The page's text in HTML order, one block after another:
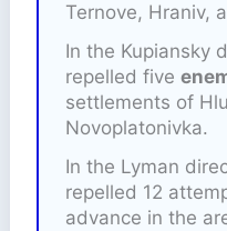
Ternove, Hraniv,
In the Kupiansky
repelled five
settlements of
Novoplatonivka.
In the Lyman
repelled 12
advance in the